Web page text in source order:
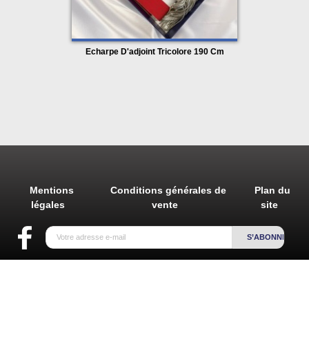
Echarpe D'adjoint Tricolore 190 Cm
Mentions
légales
Conditions générales de
vente
Plan du
site